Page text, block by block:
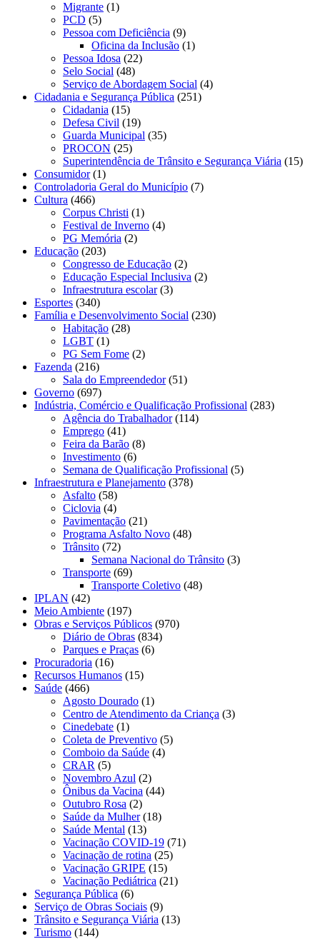
Migrante (1)
PCD (5)
Pessoa com Deficiência (9)
Oficina da Inclusão (1)
Pessoa Idosa (22)
Selo Social (48)
Serviço de Abordagem Social (4)
Cidadania e Segurança Pública (251)
Cidadania (15)
Defesa Civil (19)
Guarda Municipal (35)
PROCON (25)
Superintendência de Trânsito e Segurança Viária (15)
Consumidor(1)
Controladoria Geral do Município (7)
Cultura (466)
Corpus Christi (1)
Festival de Inverno (4)
PG Memória (2)
Educação (203)
Congresso de Educação (2)
Educação Especial Inclusiva (2)
Infraestrutura escolar(3)
Esportes (340)
Família e Desenvolvimento Social (230)
Habitação (28)
LGBT (1)
PG Sem Fome (2)
Fazenda (216)
Sala do Empreendedor(51)
Governo (697)
Indústria, Comércio e Qualificação Profissional (283)
Agência do Trabalhador(114)
Emprego (41)
Feira da Barão (8)
Investimento (6)
Semana de Qualificação Profissional (5)
Infraestrutura e Planejamento (378)
Asfalto (58)
Ciclovia (4)
Pavimentação (21)
Programa Asfalto Novo (48)
Trânsito (72)
Semana Nacional do Trânsito (3)
Transporte (69)
Transporte Coletivo (48)
IPLAN (42)
Meio Ambiente (197)
Obras e Serviços Públicos (970)
Diário de Obras (834)
Parques e Praças (6)
Procuradoria (16)
Recursos Humanos (15)
Saúde (466)
Agosto Dourado (1)
Centro de Atendimento da Criança (3)
Cinedebate (1)
Coleta de Preventivo (5)
Comboio da Saúde (4)
CRAR (5)
Novembro Azul (2)
Ônibus da Vacina (44)
Outubro Rosa (2)
Saúde da Mulher(18)
Saúde Mental (13)
Vacinação COVID-19 (71)
Vacinação de rotina (25)
Vacinação GRIPE (15)
Vacinação Pediátrica (21)
Segurança Pública (6)
Serviço de Obras Sociais (9)
Trânsito e Segurança Viária (13)
Turismo (144)